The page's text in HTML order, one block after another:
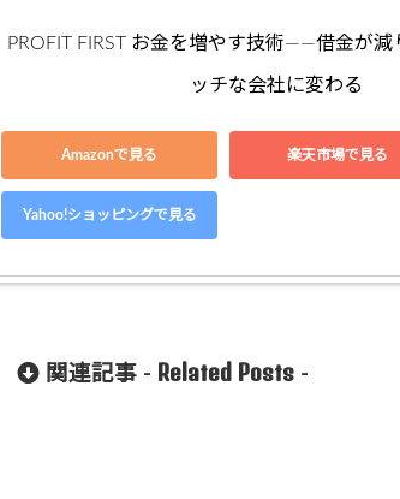
PROFIT FIRST お金を増やす技術――借金が減
ッチな会社に変わる
Amazonで見る 楽天市場で見る
Yahoo!ショッピングで見る
関連記事 - Related Posts-